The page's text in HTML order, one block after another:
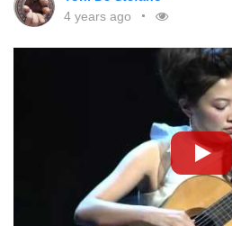
4 years ago